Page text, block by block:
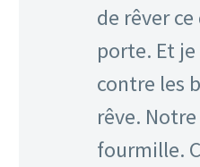
de rêver
porte. Et
contre les
rêve.
fourmille.